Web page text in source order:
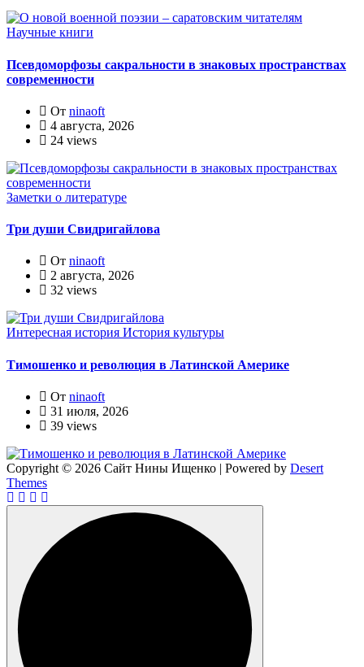
Научные книги
Псевдоморфозы сакральности в знаковых пространствах
современности
От ninaoft
4 августа, 2026
24 views
Заметки о литературе
Три души Свидригайлова
От ninaoft
2 августа, 2026
32 views
Интересная история История культуры
Тимошенко и революция в Латинской Америке
От ninaoft
31 июля, 2026
39 views
Copyright © 2026 Сайт Нины Ищенко | Powered by Desert
Themes